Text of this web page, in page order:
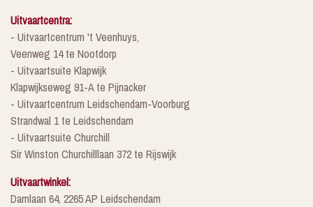
Uitvaartcentra:
- Uitvaartcentrum 't Veenhuys,
Veenweg 14 te Nootdorp
- Uitvaartsuite Klapwijk
Klapwijkseweg 91-A te Pijnacker
- Uitvaartcentrum Leidschendam-Voorburg
Strandwal 1 te Leidschendam
- Uitvaartsuite Churchill
Sir Winston Churchilllaan 372 te Rijswijk
Uitvaartwinkel:
Damlaan 64, 2265 AP Leidschendam